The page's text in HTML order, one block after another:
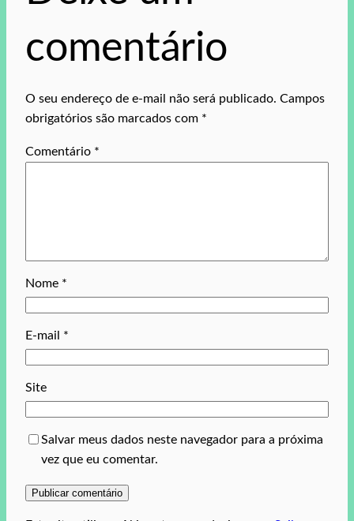
comentário
O seu endereço de e-mail não será publicado. Campos
obrigatórios são marcados com *
Comentário *
Nome *
E-mail *
Site
Salvar meus dados neste navegador para a próxima
vez que eu comentar.